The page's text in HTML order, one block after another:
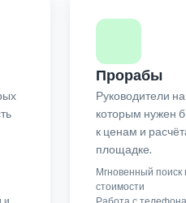
Прорабы
Руководители на
которым нужен
к ценам и
площадке.
Мгновенный поиск
стоимости